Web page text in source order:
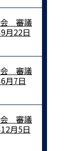
会 審議
月22日
会 審議
月7日
会 審議
月5日